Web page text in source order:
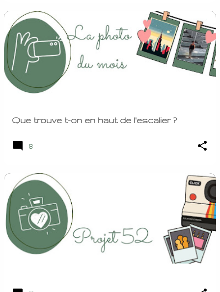
Que trouve t-on en haut de l'escalier ?
8